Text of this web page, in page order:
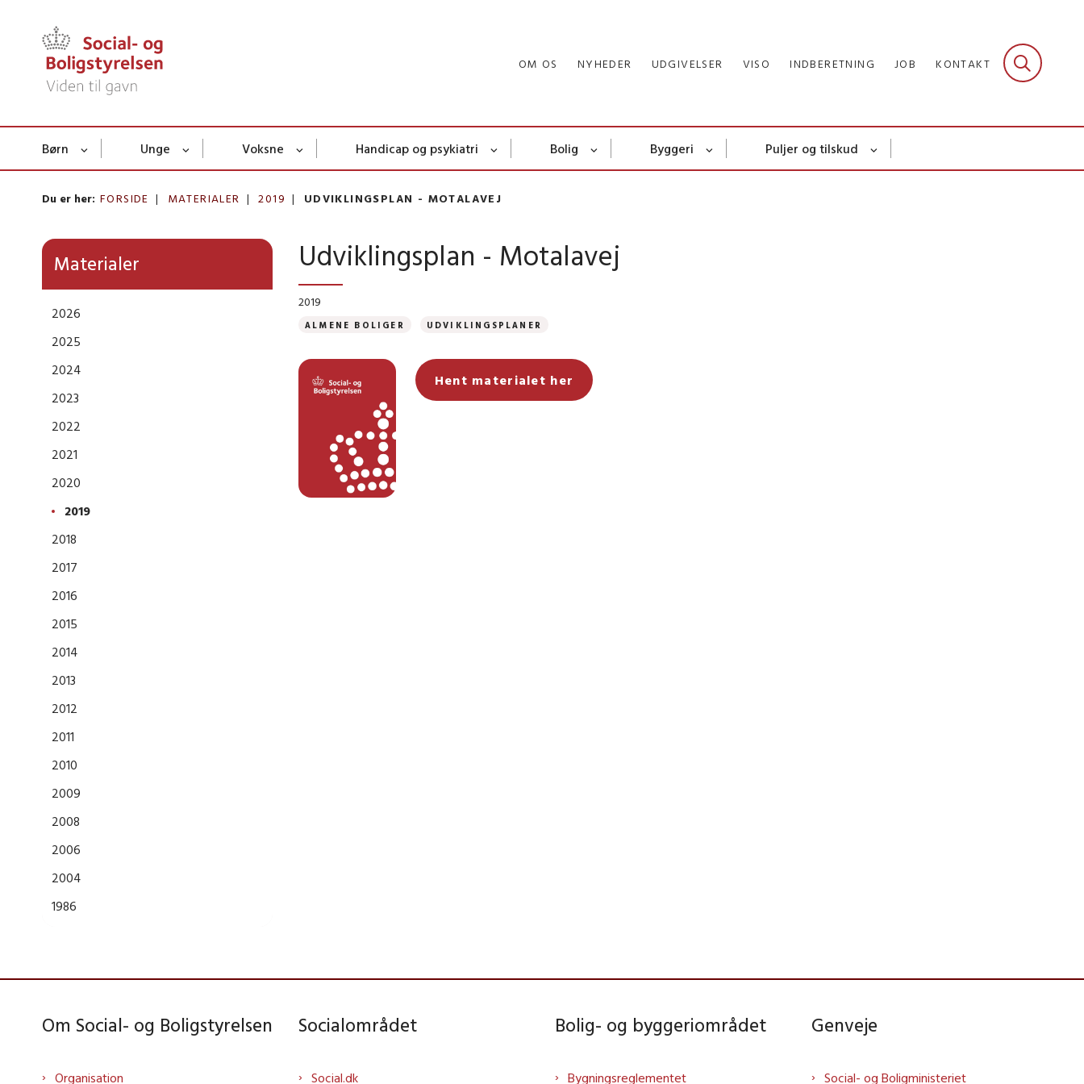
OM OS NYHEDER UDGIVELSER VISO INDBERETNING JOB KONTAKT
Børn Unge Voksne Handicap og psykiatri Bolig Byggeri Puljer og tilskud
Du er her: FORSIDE MATERIALER 2019 UDVIKLINGSPLAN - MOTALAVEJ
Materialer
2026
2025
2024
2023
2022
2021
2020
2019
2018
2017
2016
2015
2014
2013
2012
2011
2010
2009
2008
2006
2004
1986
Udviklingsplan - Motalavej
2019
ALMENE BOLIGER UDVIKLINGSPLANER
Hent materialet her
Om Social- og Boligstyrelsen
Organisation
Socialområdet
Social.dk
Bolig- og byggeriområdet
Bygningsreglementet
Genveje
Social- og Boligministeriet